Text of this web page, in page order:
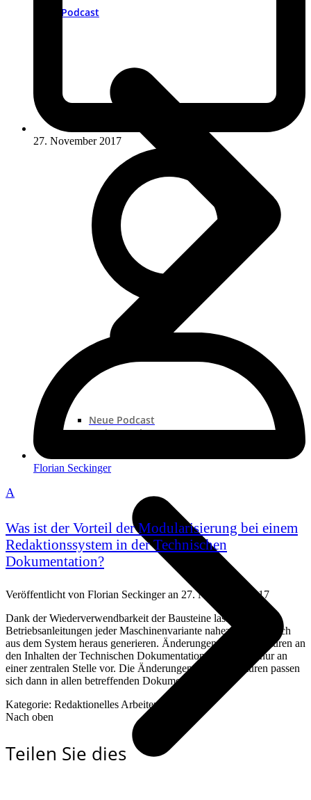
Podcast
Neue Podcast
Podcast „Shorts“
27. November 2017
Florian Seckinger
A
Was ist der Vorteil der Modularisierung bei einem
Redaktionssystem in der Technischen
Dokumentation?
Veröffentlicht von Florian Seckingeran 27. November 2017
Dank der Wiederverwendbarkeit der Bausteine lassen sich die
Betriebsanleitungen jeder Maschinenvariante nahezu automatisch
aus dem System heraus generieren. Änderungen und Korrekturen an
den Inhalten der Technischen Dokumentation nimmt man nur an
einer zentralen Stelle vor. Die Änderungen und Korrekturen passen
sich dann in allen betreffenden Dokumenten an.
Kategorie: Redaktionelles Arbeiten
Nach oben
Teilen Sie dies